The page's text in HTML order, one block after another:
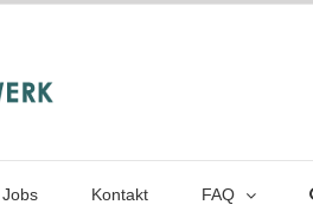
Jobs Kontakt FAQ